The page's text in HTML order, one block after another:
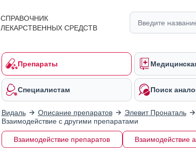
СПРАВОЧНИК
ЛЕКАРСТВЕННЫХ СРЕДСТВ
Препараты
Специалистам Поиск
Видаль Описание препаратов
Элевит Пронаталь
Взаимодействие с другими препаратами
Взаимодействие препаратов Взаимодействие